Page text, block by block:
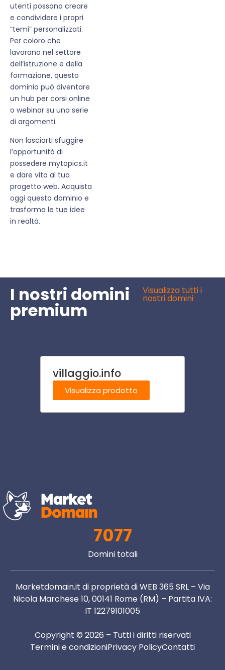
utenti possono creare
e condividere i propri
“temi” personalizzati.
Per coloro che
lavorano nel settore
dell’istruzione e della
formazione, questo
dominio può diventare
un hub per corsi online
o webinar su una serie
di argomenti.
Non lasciarti sfuggire
l’opportunità di
possedere mytopics.it
e dare vita al tuo
progetto web. Acquista
oggi questo dominio e
trasforma le tue idee
in realtà.
I nostri domini
premium
Visualizza tutti i
nostri domini
villaggio.info
Visualizza prodotto
7077
Domini totali
Marketdomain.it di proprietà di WEB 365 SRL – Via
Nicola Marchese 10, 00141 Rome (RM) – Partita IVA:
IT 12279101005
Copyright © 2026 – Tutti i diritti riservati
Termini e condizioniPrivacy PolicyContatti